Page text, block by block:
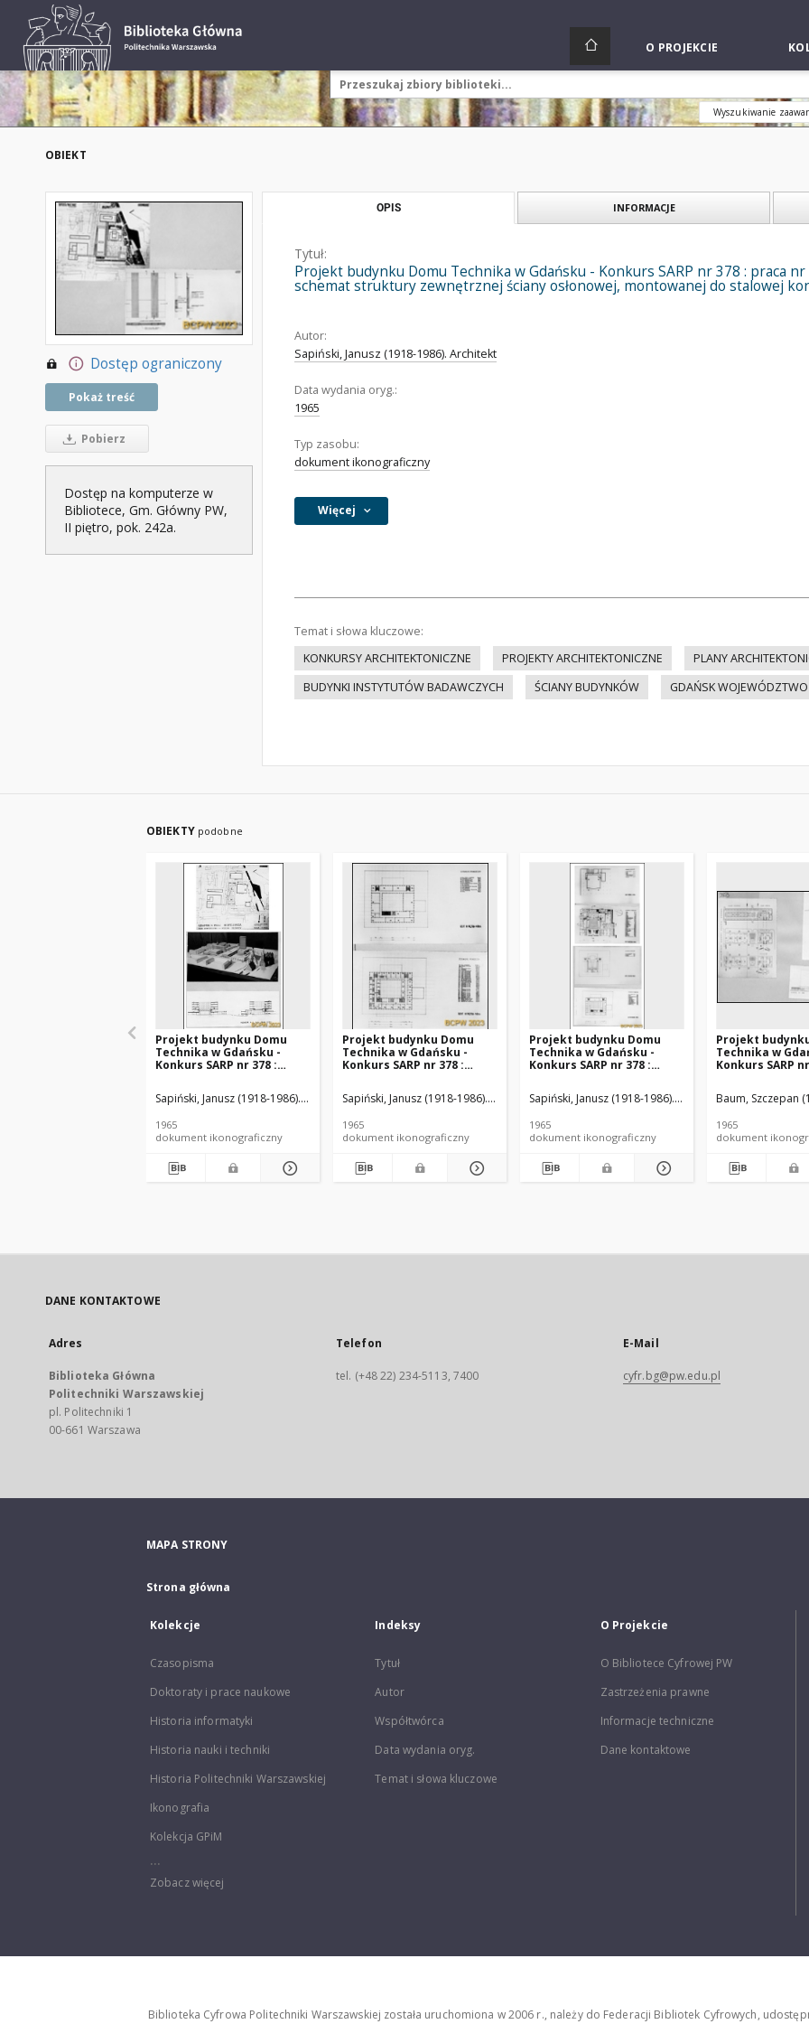
O PROJEKCIE
Wyszukiwanie
OBIEKT
Dostęp ograniczony
Pokaż treść
Pobierz
Dostęp na komputerze w
Bibliotece, Gm. Główny PW,
II piętro, pok. 242a.
OPIS INFORMACJE
Tytuł:
Projekt budynku Domu Technika w Gdańsku - Konkurs SARP nr 378 : praca
schemat struktury zewnętrznej ściany osłonowej, montowanej do stalowej
Autor:
Sapiński, Janusz (1918-1986). Architekt
Data wydania oryg.:
1965
Typ zasobu:
dokument ikonograficzny
Więcej
Temat i słowa kluczowe:
KONKURSY ARCHITEKTONICZNE
PROJEKTY ARCHITEKTONICZNE
PLANY
BUDYNKI INSTYTUTÓW BADAWCZYCH
ŚCIANY BUDYNKÓW GDAŃSK
OBIEKTY podobne
Projekt budynku Domu
Technika w Gdańsku -
Konkurs SARP nr 378 :
honorowe. Zdj. 1, Plan
koncepcyjny, poziom
przekroje A-A, B-B
Sapiński, Janusz (1918-1986). Architekt Szczypińska-Anders, Krystyna. Architekt
1965
dokument ikonograficzny
Projekt budynku Domu
Technika w Gdańsku -
Konkurs SARP nr 378 :
honorowe. Zdj. 2, Rzuty III i
IV piętra
Sapiński, Janusz (1918-1986). Architekt Szczypińska-Anders, Krystyna. Architekt
1965
dokument ikonograficzny
Projekt budynku Domu
Technika w Gdańsku -
Konkurs SARP nr 378 :
honorowe. Zdj. 3, Rzut
piwnic, rzut parteru, rzuty
Sapiński, Janusz (1918-1986). Architekt Szczypińska-
1965
dokument ikonograficzny
Projekt
Technika w
Konkurs SARP
usługowego,
Baum, Szczepan
1965
dokument
DANE KONTAKTOWE
Adres
Biblioteka Główna
Politechniki Warszawskiej
pl. Politechniki 1
00-661 Warszawa
Telefon
tel. (+48 22) 234-5113, 7400
E-Mail
cyfr.bg@pw.edu.pl
MAPA STRONY
Strona główna
Kolekcje
Czasopisma
Doktoraty i prace naukowe
Historia informatyki
Historia nauki i techniki
Historia Politechniki Warszawskiej
Ikonografia
Kolekcja GPiM
...
Zobacz więcej
Indeksy
Tytuł
Autor
Współtwórca
Data wydania oryg.
Temat i słowa kluczowe
O Projekcie
O Bibliotece Cyfrowej PW
Zastrzeżenia prawne
Informacje techniczne
Dane kontaktowe
Biblioteka Cyfrowa Politechniki Warszawskiej została uruchomiona w 2006 r., należy do Federacji Bibliotek Cyfrowych,